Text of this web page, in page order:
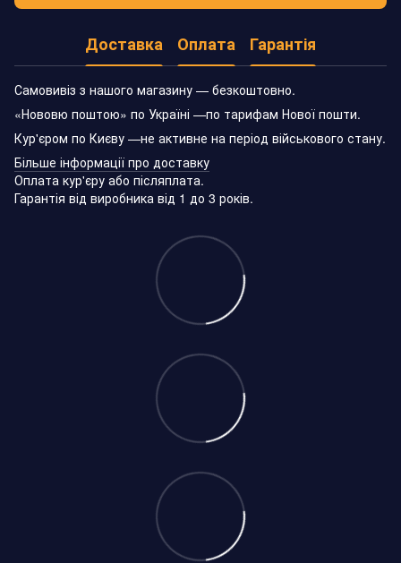
Доставка Оплата Гарантія
Самовивіз з нашого магазину — безкоштовно.
«Нововю поштою» по Україні —по тарифам Нової пошти.
Кур'єром по Києву —не активне на період військового стану.
Більше інформації про доставку
Оплата кур'єру або післяплата.
Гарантія від виробника від 1 до 3 років.